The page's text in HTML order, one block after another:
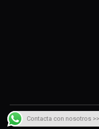
© 2026 AMQM Recambios |
Contacta con nosotros